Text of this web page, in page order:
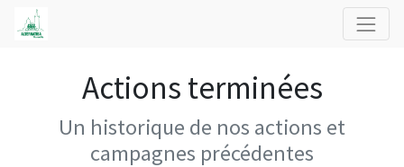
Actions terminées
Un historique de nos actions et
campagnes précédentes